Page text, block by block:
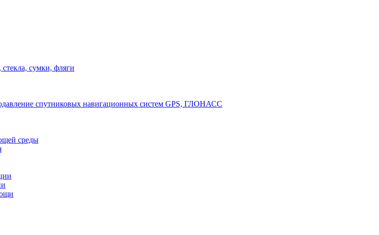
сумки, фляги
спутниковых навигационных систем GPS, ГЛОНАСС
среды